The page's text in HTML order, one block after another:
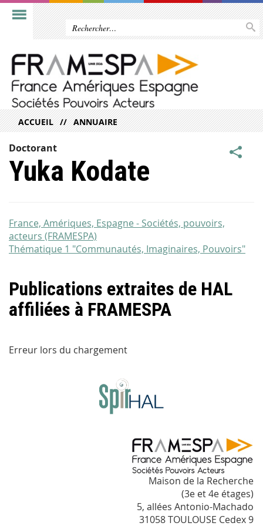
ACCUEIL ANNUAIRE
Doctorant
Yuka Kodate
France, Amériques, Espagne - Sociétés, pouvoirs,
acteurs (FRAMESPA)
Thématique 1 "Communautés, Imaginaires, Pouvoirs"
Publications extraites de HAL
affiliées à FRAMESPA
Erreur lors du chargement
Maison de la Recherche
(3e et 4e étages)
5, allées Antonio-Machado
31058 TOULOUSE Cedex 9